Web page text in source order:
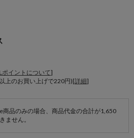
ポイントについて]
上のお買い上げで220円)[詳細]
商品のみの場合、商品代金の合計が1,650
ません。